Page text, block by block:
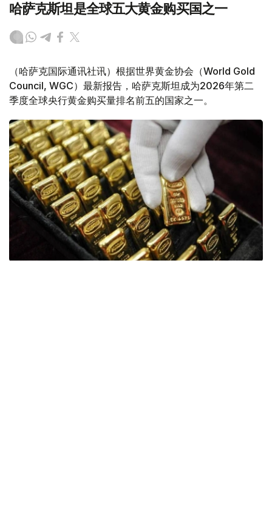
哈萨克斯坦是全球五大黄金购买国之一
（哈萨克国际通讯社讯）根据世界黄金协会（World Gold
Council, WGC）最新报告，哈萨克斯坦成为2026年第二
季度全球央行黄金购买量排名前五的国家之一。